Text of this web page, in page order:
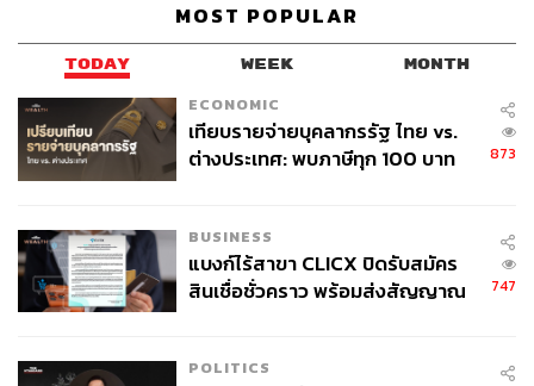
ด้านสินทรัพย์ทางเลือกอย่าง‘ทองคำ’ ยังมีโอกาสสะสมได้
เมื่อพักฐาน เนื่องจากธนาคารกลางต่างๆ โดยเฉพาะในกลุ่ม
ประเทศที่ไม่ได้เป็นมิตรกับสหรัฐฯ ยังคงเดินหน้าเก็บสะสม
ทองคำในทุนสำรองอยู่โดยเฉพาะหากมีสงครามเกิดขึ้น การ
เก็บสะสมทองคำในทุนสำรองก็จะยิ่งมากขึ้น อย่างไรก็ตาม ก็
มีความท้าทายหากธนาคารกลางต่างๆ ดำเนินนโยบายการ
สุดท้ายนี้ผมแนะนำให้ผู้ลงทุนกระจายความเสี่ยง ลงทุน
สินทรัพย์ทั่วโลกและหลากหลายในสัดส่วนที่เหมาะสม ใครที่
อย่างเดียว ก็ควรกระจายความเสี่ยงไปลงทุนตลาดหุ้นโลก
MOST POPULAR
TODAY WEEK MONTH
ECONOMIC
เทียบรายจ่ายบุคลากรรัฐ ไทย vs.
ต่างประเทศ: พบภาษีทุก 100 บาท
873
BUSINESS
แบงก์ไร้สาขา CLICX ปิดรับสมัคร
สินเชื่อชั่วคราว พร้อมส่งสัญญาณ
747
POLITICS